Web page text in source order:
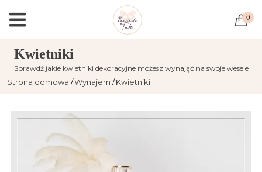
0
Kwietniki
Sprawdź jakie kwietniki dekoracyjne możesz wynająć na swoje wesele
Strona domowa Wynajem Kwietniki